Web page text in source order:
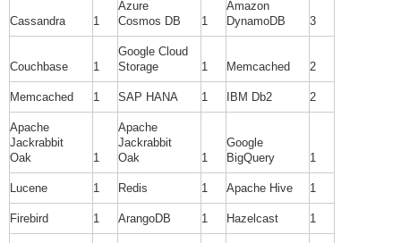
Cassandra 1
Azure
Cosmos DB
1
Amazon
DynamoDB
3
Couchbase 1
Google Cloud
Storage
1 Memcached 2
Memcached 1 SAP HANA 1 IBM Db2 2
Apache
Jackrabbit
Oak
1
Apache
Jackrabbit
Oak
1
Google
BigQuery
1
Lucene 1 Redis 1 Apache Hive 1
Firebird 1 ArangoDB 1 Hazelcast 1